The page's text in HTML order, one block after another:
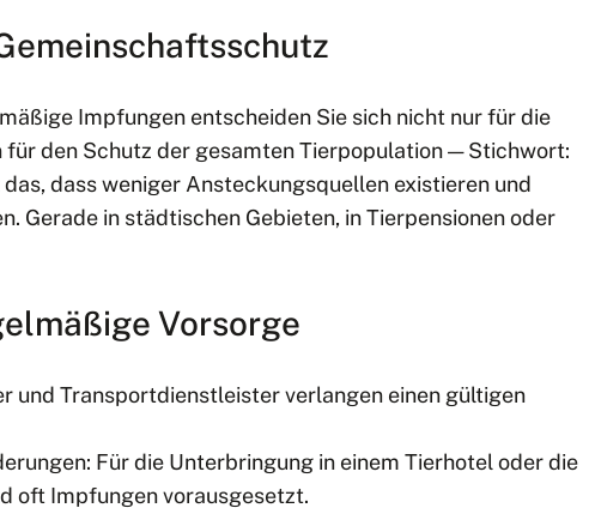
Impfungen entscheiden Sie sich nicht nur für die
für den Schutz der gesamten Tierpopulation — Stichwort:
dass weniger Ansteckungsquellen existieren und
Gerade in städtischen Gebieten, in Tierpensionen oder
Vorsorge
und Transportdienstleister verlangen einen gültigen
Für die Unterbringung in einem Tierhotel oder die
oft Impfungen vorausgesetzt.